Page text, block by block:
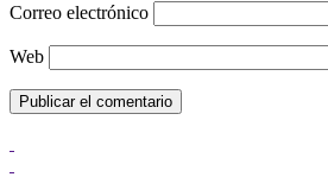
Correo electrónico
Web